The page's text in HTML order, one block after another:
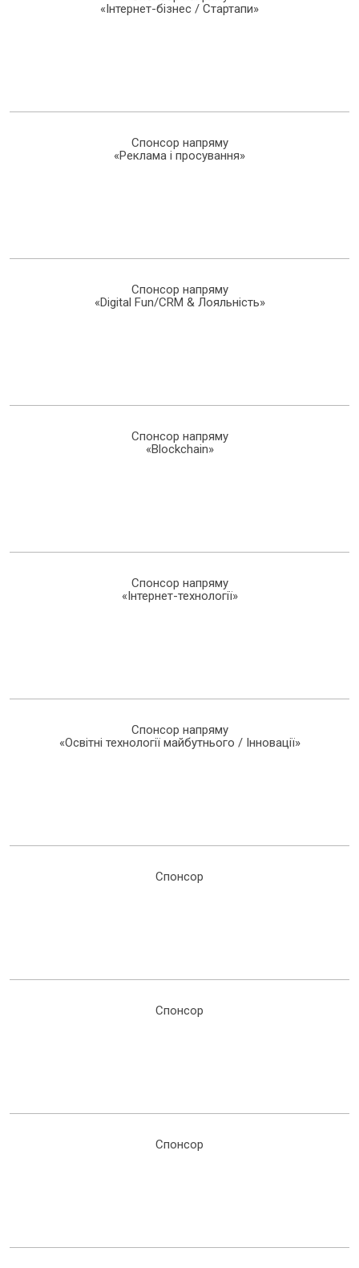
«Інтернет-бізнес / Стартапи»
Спонсор напряму
«Реклама і просування»
Спонсор напряму
«Digital Fun/CRM & Лояльність»
Спонсор напряму
«Blockchain»
Спонсор напряму
«Інтернет-технології»
Спонсор напряму
«Освітні технології майбутнього / Інновації»
Спонсор
Спонсор
Спонсор